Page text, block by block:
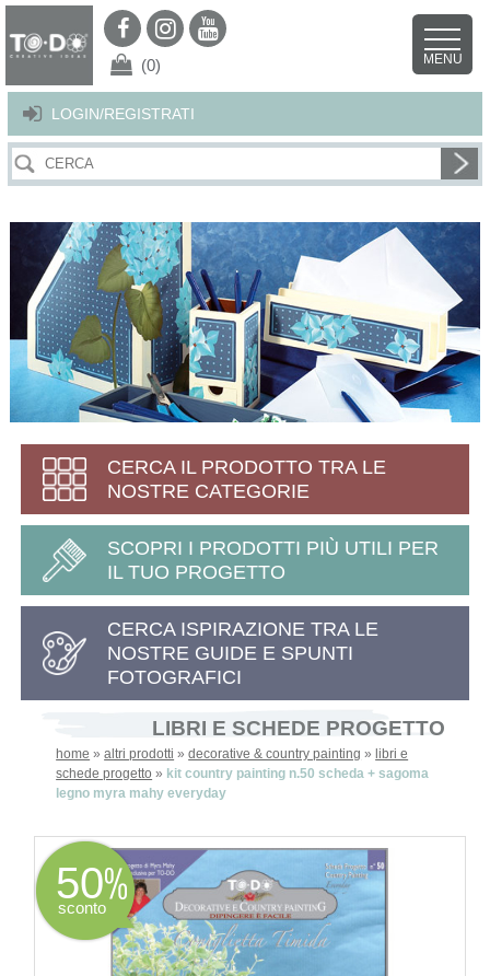
Per offrirti il miglior servizio possibile questo sito utilizza i cookies.
Continuando la navigazione nel sito autorizzi l’uso dei cookies. Per ulteriori
LOGIN/REGISTRATI
(0) MENU
CERCA IL PRODOTTO TRA LE
NOSTRE CATEGORIE
SCOPRI I PRODOTTI PIÙ UTILI PER
IL TUO PROGETTO
CERCA ISPIRAZIONE TRA LE
NOSTRE GUIDE E SPUNTI
FOTOGRAFICI
LIBRI E SCHEDE PROGETTO
home »altri prodotti »decorative & country painting »libri e
schede progetto » kit country painting n.50 scheda + sagoma
legno myra mahy everyday
50
sconto